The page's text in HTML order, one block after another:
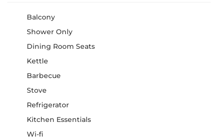
Balcony
Shower Only
Dining Room Seats
Kettle
Barbecue
Stove
Refrigerator
Kitchen Essentials
Wi-fi